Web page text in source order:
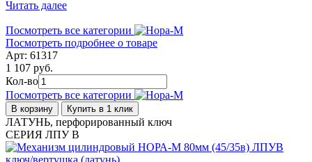
Читать далее
Посмотреть все категории
Посмотреть подробнее о товаре
Арт: 61317
1 107 руб.
Кол-во
Посмотреть все категории
В корзину Купить в 1 клик
ЛАТУНЬ, перфорированный ключ
СЕРИЯ ЛПУ В